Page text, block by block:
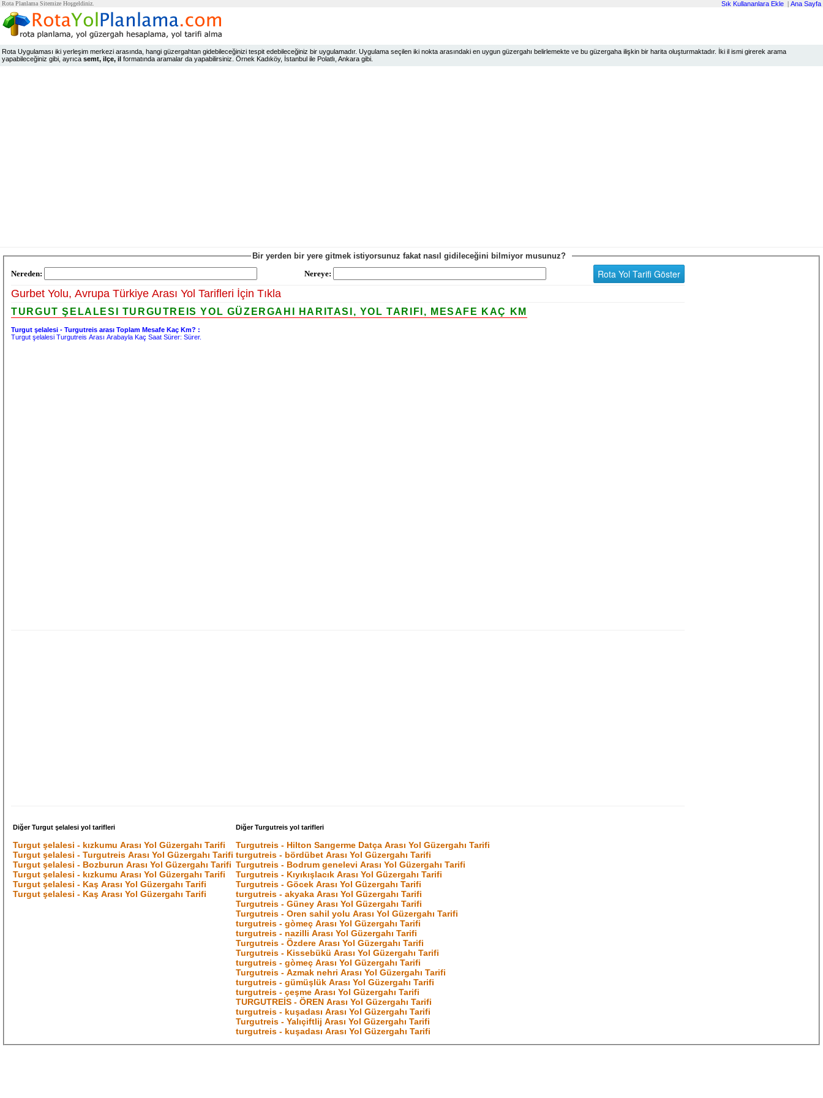
Rota Planlama Sitemize Hoşgeldiniz. Sık Kullananlara Ekle | Ana Sayfa
Rota Uygulaması iki yerleşim merkezi arasında, hangi güzergahtan gidebileceğinizi tespit edebileceğiniz bir uygulamadır. Uygulama seçilen iki nokta arasındaki en uygun güzergahı belirlemekte ve bu güzergaha ilişkin bir harita oluşturmaktadır. İki il ismi girerek arama
yapabileceğiniz gibi, ayrıca semt, ilçe, il formatında aramalar da yapabilirsiniz. Örnek Kadıköy, İstanbul ile Polatlı, Ankara gibi.
Bir yerden bir yere gitmek istiyorsunuz fakat nasıl gidileceğini bilmiyor musunuz?
Nereden:
Nereye:
Gurbet Yolu, Avrupa Türkiye Arası Yol Tarifleri İçin Tıkla
TURGUT ŞELALESI TURGUTREIS YOL GÜZERGAHI HARITASI, YOL TARIFI, MESAFE KAÇ KM
Turgut şelalesi - Turgutreis arası Toplam Mesafe Kaç Km? :
Turgut şelalesi Turgutreis Arası Arabayla Kaç Saat Sürer:Sürer.
Diğer Turgut şelalesi yol tarifleri
Turgut şelalesi - kızkumu Arası Yol Güzergahı Tarifi
Turgut şelalesi - Turgutreis Arası Yol Güzergahı Tarifi
Turgut şelalesi - Bozburun Arası Yol Güzergahı Tarifi
Turgut şelalesi - kızkumu Arası Yol Güzergahı Tarifi
Turgut şelalesi - Kaş Arası Yol Güzergahı Tarifi
Turgut şelalesi - Kaş Arası Yol Güzergahı Tarifi
Diğer Turgutreis yol tarifleri
Turgutreis - Hilton Sarıgerme Datça Arası Yol Güzergahı Tarifi
turgutreis - bördübet Arası Yol Güzergahı Tarifi
Turgutreis - Bodrum genelevi Arası Yol Güzergahı Tarifi
Turgutreis - Kıyıkışlacık Arası Yol Güzergahı Tarifi
Turgutreis - Göcek Arası Yol Güzergahı Tarifi
turgutreis - akyaka Arası Yol Güzergahı Tarifi
Turgutreis - Güney Arası Yol Güzergahı Tarifi
Turgutreis - Oren sahil yolu Arası Yol Güzergahı Tarifi
turgutreis - gòmeç Arası Yol Güzergahı Tarifi
turgutreis - nazilli Arası Yol Güzergahı Tarifi
Turgutreis - Özdere Arası Yol Güzergahı Tarifi
Turgutreis - Kissebükü Arası Yol Güzergahı Tarifi
turgutreis - gòmeç Arası Yol Güzergahı Tarifi
Turgutreis - Azmak nehri Arası Yol Güzergahı Tarifi
turgutreis - gümüşlük Arası Yol Güzergahı Tarifi
turgutreis - çeşme Arası Yol Güzergahı Tarifi
TURGUTREİS - ÖREN Arası Yol Güzergahı Tarifi
turgutreis - kuşadası Arası Yol Güzergahı Tarifi
Turgutreis - Yalıçiftlij Arası Yol Güzergahı Tarifi
turgutreis - kuşadası Arası Yol Güzergahı Tarifi